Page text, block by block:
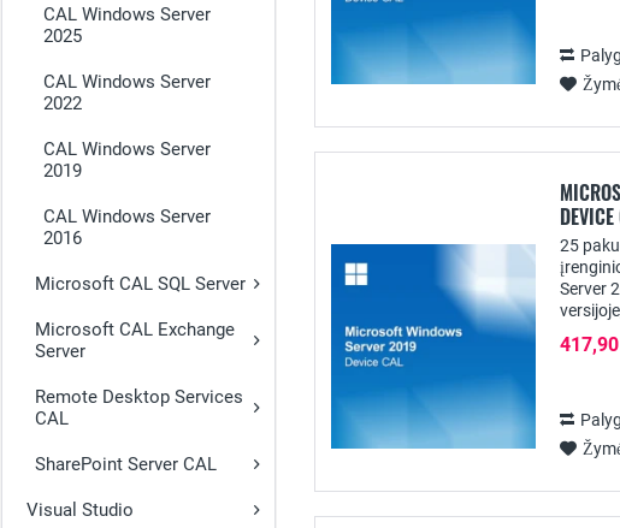
CAL Windows Server
2025
CAL Windows Server
2022
CAL Windows Server
2019
CAL Windows Server
2016
Microsoft CAL SQL Server
Microsoft CAL Exchange
Server
Remote Desktop Services
CAL
SharePoint Server CAL
Visual Studio
25
Server